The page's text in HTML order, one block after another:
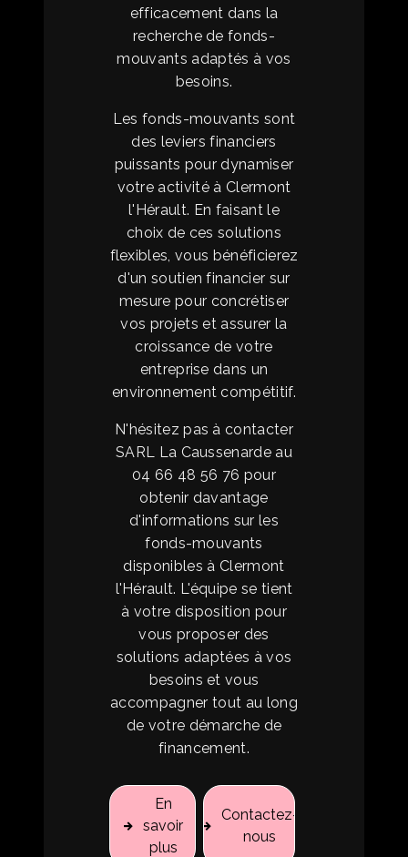
efficacement dans la
recherche de fonds-
mouvants adaptés à vos
besoins.
Les fonds-mouvants sont
des leviers financiers
puissants pour dynamiser
votre activité à Clermont
l'Hérault. En faisant le
choix de ces solutions
flexibles, vous bénéficierez
d'un soutien financier sur
mesure pour concrétiser
vos projets et assurer la
croissance de votre
entreprise dans un
environnement compétitif.
N'hésitez pas à contacter
SARL La Caussenarde au
04 66 48 56 76 pour
obtenir davantage
d'informations sur les
fonds-mouvants
disponibles à Clermont
l'Hérault. L'équipe se tient
à votre disposition pour
vous proposer des
solutions adaptées à vos
besoins et vous
accompagner tout au long
de votre démarche de
financement.
En
savoir
plus
Contactez-
nous